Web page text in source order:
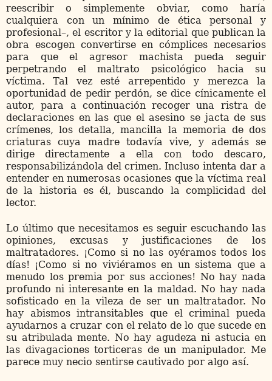
reescribir o simplemente obviar, como haría
cualquiera con un mínimo de ética personal y
profesional–, el escritor y la editorial que publican la
obra escogen convertirse en cómplices necesarios
para que el agresor machista pueda seguir
perpetrando el maltrato psicológico hacia su
víctima. Tal vez esté arrepentido y merezca la
oportunidad de pedir perdón, se dice cínicamente el
autor, para a continuación recoger una ristra de
declaraciones en las que el asesino se jacta de sus
crímenes, los detalla, mancilla la memoria de dos
criaturas cuya madre todavía vive, y además se
dirige directamente a ella con todo descaro,
responsabilizándola del crimen. Incluso intenta dar a
entender en numerosas ocasiones que la víctima real
de la historia es él, buscando la complicidad del
lector.
Lo último que necesitamos es seguir escuchando las
opiniones, excusas y justificaciones de los
maltratadores. ¡Como si no las oyéramos todos los
días! ¡Como si no viviéramos en un sistema que a
menudo los premia por sus acciones! No hay nada
profundo ni interesante en la maldad. No hay nada
sofisticado en la vileza de ser un maltratador. No
hay abismos intransitables que el criminal pueda
ayudarnos a cruzar con el relato de lo que sucede en
su atribulada mente. No hay agudeza ni astucia en
las divagaciones torticeras de un manipulador. Me
parece muy necio sentirse cautivado por algo así.